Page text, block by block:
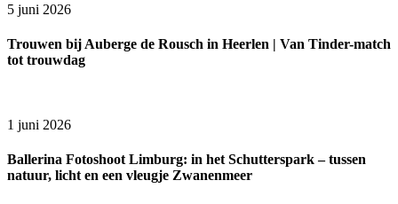
5 juni 2026
Trouwen bij Auberge de Rousch in Heerlen | Van Tinder-match
tot trouwdag
1 juni 2026
Ballerina Fotoshoot Limburg: in het Schutterspark – tussen
natuur, licht en een vleugje Zwanenmeer